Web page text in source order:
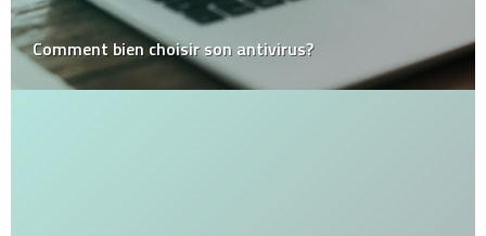
Comment bien choisir son antivirus?